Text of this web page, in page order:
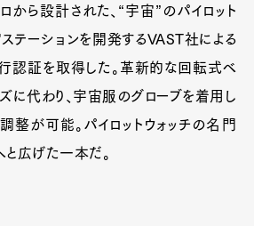
から設計された、“宇宙”のパイロット
ステーションを開発するVAST社による
認証を取得した。革新的な回転式ベ
に代わり、宇宙服のグローブを着用し
整が可能。パイロットウォッチの名門
広げた一本だ。